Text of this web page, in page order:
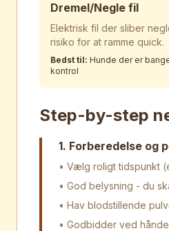
Dremel/Negle fil
Elektrisk fil der sliber
risiko for at ramme quick.
Bedst til: Hunde der er
kontrol
Step-by-step
1. Forberedelse og
• Vælg roligt tidspunkt
• God belysning - du
• Hav blodstillende
• Godbidder ved